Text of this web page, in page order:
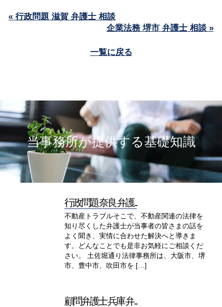
« 行政問題 滋賀 弁護士 相談
企業法務 堺市 弁護士 相談 »
一覧に戻る
当事務所が提供する基礎知識
行政問題 奈良 弁護...
不動産トラブルそこで、不動産関連の法律を
知り尽くした弁護士が当事者の皆さまの話を
よく聞き、実情に合わせた解決へと導きま
す。どんなことでも是非お気軽にご相談くだ
さい。 土佐堀通り法律事務所は、大阪市、堺
市、豊中市、吹田市を […]
顧問弁護士 兵庫 弁...